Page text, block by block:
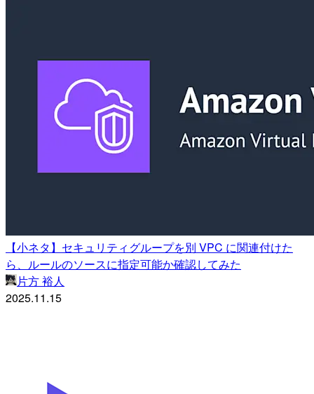
【小ネタ】セキュリティグループを別 VPC に関連付けた
ら、ルールのソースに指定可能か確認してみた
片方 裕人
2025.11.15